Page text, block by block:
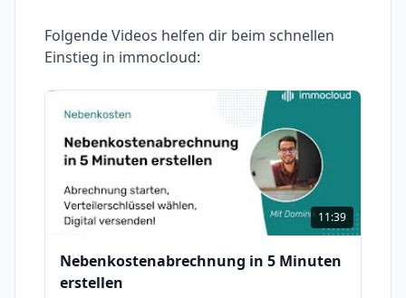
Folgende Videos helfen dir beim schnellen
Einstieg in immocloud:
11:39
Nebenkostenabrechnung in 5 Minuten
erstellen